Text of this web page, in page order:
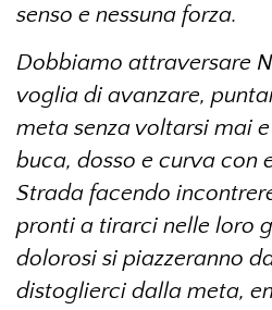
senso e nessuna forza.
Dobbiamo attraversare
voglia di avanzare,
meta senza voltarsi mai
buca, dosso e curva con
Strada facendo
pronti a tirarci nelle loro
dolorosi si piazzeranno
distoglierci dalla meta,